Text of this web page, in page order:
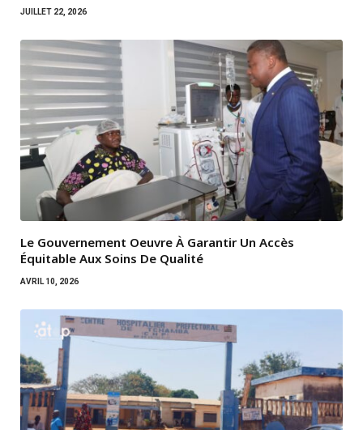
JUILLET 22, 2026
Le Gouvernement Oeuvre À Garantir Un Accès
Équitable Aux Soins De Qualité
AVRIL 10, 2026